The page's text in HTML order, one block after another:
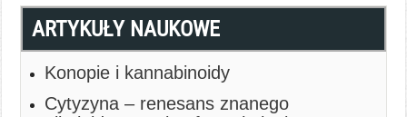
ARTYKUŁY NAUKOWE
Konopie i kannabinoidy
Cytyzyna – renesans znanego